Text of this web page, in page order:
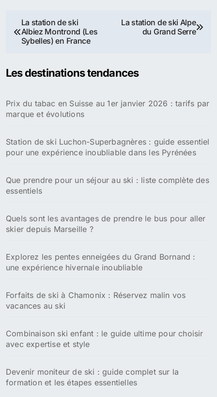
Navigation
de
La station de ski
Albiez Montrond (Les
Sybelles) en France
La station de ski Alpe
du Grand Serre
Les destinations tendances
Prix du tabac en Suisse au 1er janvier 2026 : tarifs par
marque et évolutions
Station de ski Luchon-Superbagnères : guide essentiel
pour une expérience inoubliable dans les Pyrénées
Que prendre pour un séjour au ski : liste complète des
essentiels
Quels sont les avantages de prendre le bus pour aller
skier depuis Marseille ?
Explorez les pentes enneigées du Grand Bornand :
une expérience hivernale inoubliable
Forfaits de ski à Chamonix : Réservez malin vos
vacances au ski
Combinaison ski enfant : le guide ultime pour choisir
avec expertise et style
Devenir moniteur de ski : guide complet sur la
formation et les étapes essentielles